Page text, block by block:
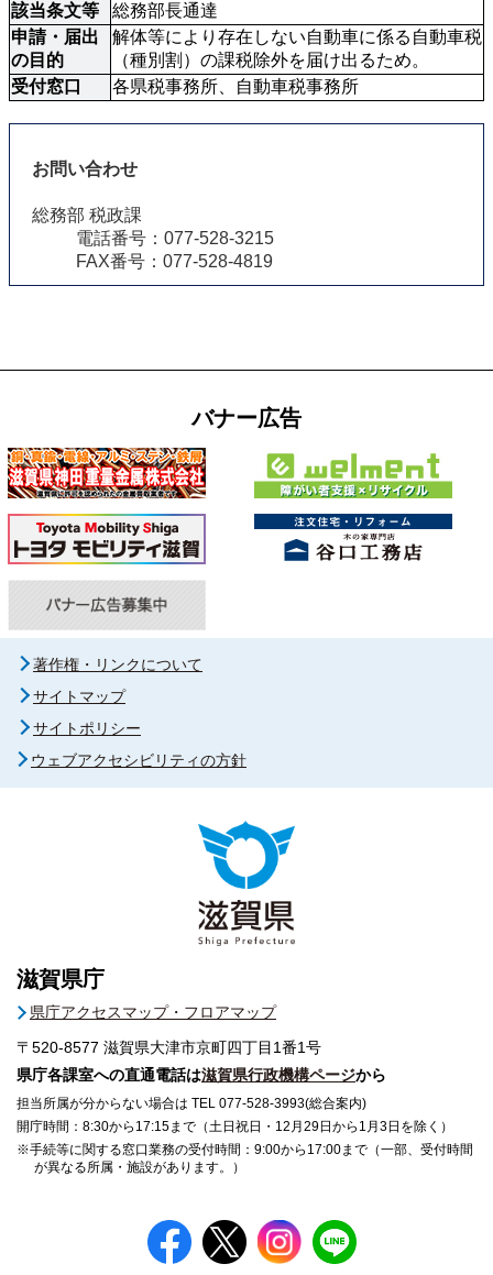
該当条文等
総務部長通達
申請・届出
の目的
解体等により存在しない自動車に係る自動車税
（種別割）の課税除外を届け出るため。
受付窓口
各県税事務所、自動車税事務所
お問い合わせ
総務部 税政課
電話番号：077-528-3215
FAX番号：077-528-4819
バナー広告
著作権・リンクについて
サイトマップ
サイトポリシー
ウェブアクセシビリティの方針
滋賀県庁
県庁アクセスマップ・フロアマップ
〒520-8577 滋賀県大津市京町四丁目1番1号
県庁各課室への直通電話は滋賀県行政機構ページから
担当所属が分からない場合は TEL 077-528-3993(総合案内)
開庁時間：8:30から17:15まで（土日祝日・12月29日から1月3日を除く）
※手続等に関する窓口業務の受付時間：9:00から17:00まで（一部、受付時間
が異なる所属・施設があります。）